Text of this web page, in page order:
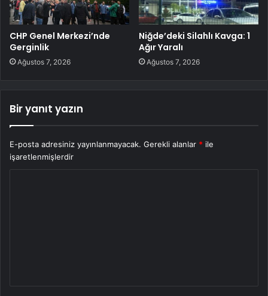
CHP Genel Merkezi’nde
Gerginlik
Ağustos 7, 2026
Niğde’deki Silahlı Kavga: 1
Ağır Yaralı
Ağustos 7, 2026
Bir yanıt yazın
E-posta adresiniz yayınlanmayacak. Gerekli alanlar * ile
işaretlenmişlerdir